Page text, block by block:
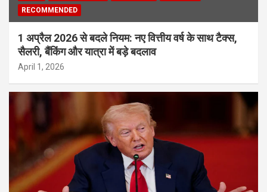
RECOMMENDED
1 अप्रैल 2026 से बदले नियम: नए वित्तीय वर्ष के साथ टैक्स,
सैलरी, बैंकिंग और यात्रा में बड़े बदलाव
April 1, 2026